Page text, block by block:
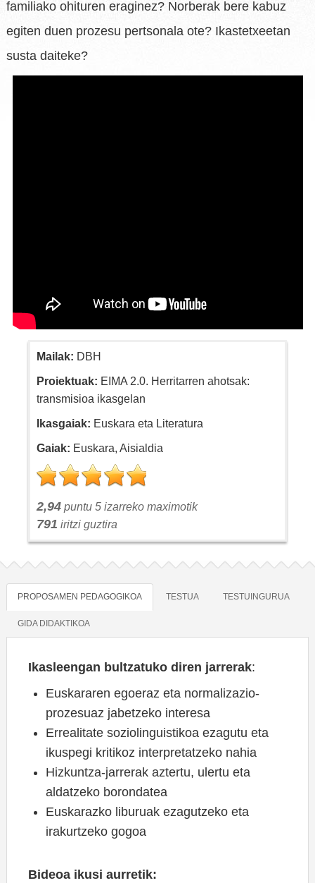
familiako ohituren eraginez? Norberak bere kabuz
egiten duen prozesu pertsonala ote? Ikastetxeetan
susta daiteke?
Mailak: DBH
Proiektuak: EIMA 2.0. Herritarren ahotsak:
transmisioa ikasgelan
Ikasgaiak: Euskara eta Literatura
Gaiak: Euskara, Aisialdia
2,94puntu 5 izarreko maximotik
791 iritzi guztira
PROPOSAMEN PEDAGOGIKOA TESTUA TESTUINGURUA
GIDA DIDAKTIKOA
Ikasleengan bultzatuko diren jarrerak:
Euskararen egoeraz eta normalizazio-
prozesuaz jabetzeko interesa
Errealitate soziolinguistikoa ezagutu eta
ikuspegi kritikoz interpretatzeko nahia
Hizkuntza-jarrerak aztertu, ulertu eta
aldatzeko borondatea
Euskarazko liburuak ezagutzeko eta
irakurtzeko gogoa
Bideoa ikusi aurretik: